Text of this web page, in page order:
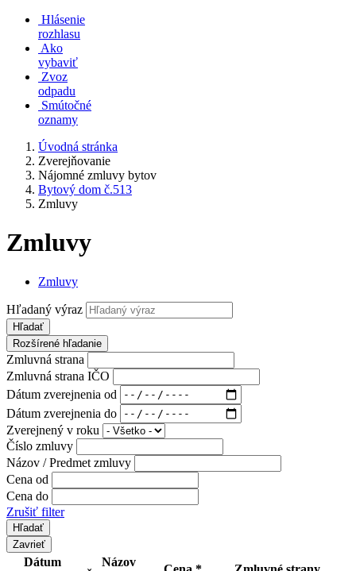
Hlásenie
rozhlasu
Ako
vybaviť
Zvoz
odpadu
Smútočné
oznamy
Úvodná stránka
Zverejňovanie
Nájomné zmluvy bytov
Bytový dom č.513
Zmluvy
Zmluvy
Zmluvy
Hľadaný výraz
Hľadať
Rozšírené hľadanie
Zmluvná strana
Zmluvná strana IČO
Dátum zverejnenia od
Dátum zverejnenia do
Zverejnený v roku
Číslo zmluvy
Názov / Predmet zmluvy
Cena od
Cena do
Zrušiť filter
Zavrieť
Dátum
Názov